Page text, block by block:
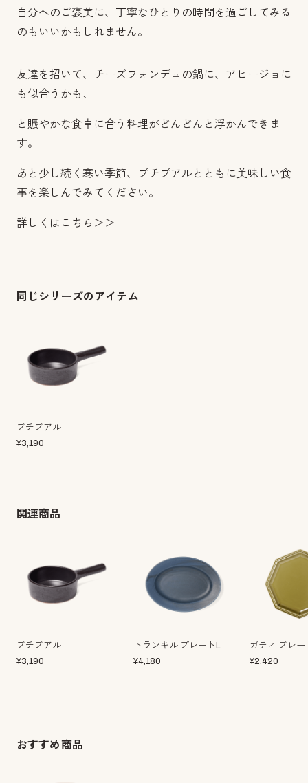
自分へのご褒美に、丁寧なひとりの時間を過ごしてみる
のもいいかもしれません。
友達を招いて、チーズフォンデュの鍋に、アヒージョに
も似合うかも、
と賑やかな食卓に合う料理がどんどんと浮かんできま
す。
あと少し続く寒い季節、プチプアルとともに美味しい食
事を楽しんでみてください。
詳しくはこちら＞＞
同じシリーズのアイテム
プチプアル
¥3,190
関連商品
プチプアル
¥3,190
トランキル プレートL
¥4,180
ガティ プレー
¥2,420
おすすめ商品